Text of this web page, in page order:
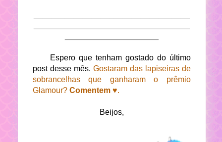
Espero que tenham gostado do último
post desse mês. Gostaram das lapiseiras de
sobrancelhas que ganharam o prêmio
Glamour? Comentem ♥.
Beijos,